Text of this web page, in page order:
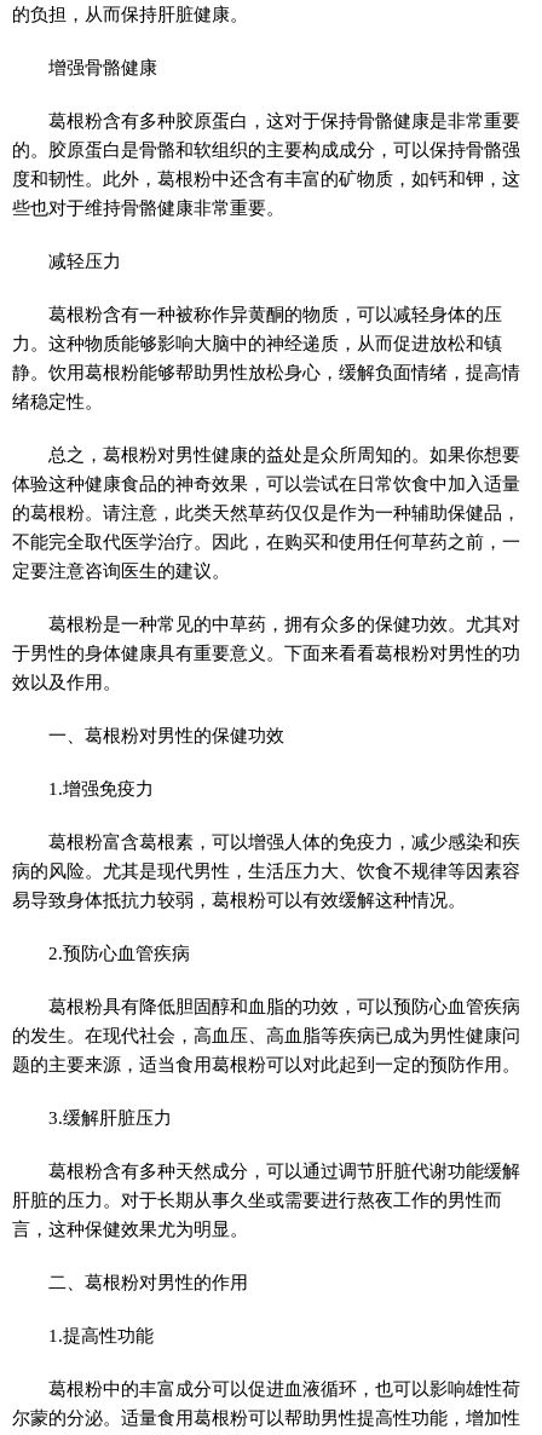
的负担，从而保持肝脏健康。
增强骨骼健康
葛根粉含有多种胶原蛋白，这对于保持骨骼健康是非常重要
的。胶原蛋白是骨骼和软组织的主要构成成分，可以保持骨骼强
度和韧性。此外，葛根粉中还含有丰富的矿物质，如钙和钾，这
些也对于维持骨骼健康非常重要。
减轻压力
葛根粉含有一种被称作异黄酮的物质，可以减轻身体的压
力。这种物质能够影响大脑中的神经递质，从而促进放松和镇
静。饮用葛根粉能够帮助男性放松身心，缓解负面情绪，提高情
绪稳定性。
总之，葛根粉对男性健康的益处是众所周知的。如果你想要
体验这种健康食品的神奇效果，可以尝试在日常饮食中加入适量
的葛根粉。请注意，此类天然草药仅仅是作为一种辅助保健品，
不能完全取代医学治疗。因此，在购买和使用任何草药之前，一
定要注意咨询医生的建议。
葛根粉是一种常见的中草药，拥有众多的保健功效。尤其对
于男性的身体健康具有重要意义。下面来看看葛根粉对男性的功
效以及作用。
一、葛根粉对男性的保健功效
1.增强免疫力
葛根粉富含葛根素，可以增强人体的免疫力，减少感染和疾
病的风险。尤其是现代男性，生活压力大、饮食不规律等因素容
易导致身体抵抗力较弱，葛根粉可以有效缓解这种情况。
2.预防心血管疾病
葛根粉具有降低胆固醇和血脂的功效，可以预防心血管疾病
的发生。在现代社会，高血压、高血脂等疾病已成为男性健康问
题的主要来源，适当食用葛根粉可以对此起到一定的预防作用。
3.缓解肝脏压力
葛根粉含有多种天然成分，可以通过调节肝脏代谢功能缓解
肝脏的压力。对于长期从事久坐或需要进行熬夜工作的男性而
言，这种保健效果尤为明显。
二、葛根粉对男性的作用
1.提高性功能
葛根粉中的丰富成分可以促进血液循环，也可以影响雄性荷
尔蒙的分泌。适量食用葛根粉可以帮助男性提高性功能，增加性